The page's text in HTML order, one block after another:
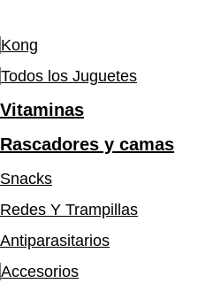
Kong
Todos los Juguetes
Vitaminas
Rascadores y camas
Snacks
Redes Y Trampillas
Antiparasitarios
Accesorios